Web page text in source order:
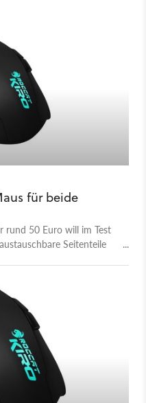
für beide
rund 50 Euro will im Test
Seitenteile